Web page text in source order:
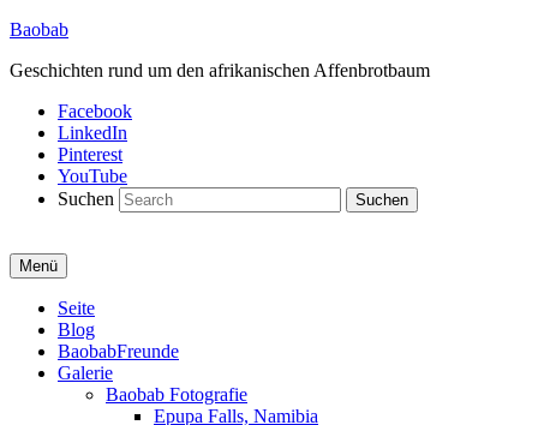
Baobab
Geschichten rund um den afrikanischen Affenbrotbaum
Facebook
LinkedIn
Pinterest
YouTube
Suchen
Menü
Primäres
Menü
Seite
Blog
BaobabFreunde
Galerie
Baobab Fotografie
Epupa Falls, Namibia